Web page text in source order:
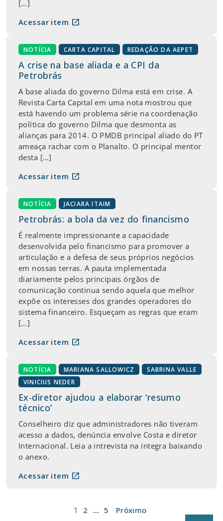
[…]
Acessar item open_in_new
NOTÍCIA CARTA CAPITAL REDAÇÃO DA AEPET
A crise na base aliada e a CPI da
Petrobrás
A base aliada do governo Dilma está em crise. A
Revista Carta Capital em uma nota mostrou que
está havendo um problema série na coordenação
política do governo Dilma que desmonta as
alianças para 2014. O PMDB principal aliado do PT
ameaça rachar com o Planalto. O principal mentor
desta […]
Acessar item open_in_new
NOTÍCIA JACIARA ITAIM
Petrobrás: a bola da vez do financismo
É realmente impressionante a capacidade
desenvolvida pelo financismo para promover a
articulação e a defesa de seus próprios negócios
em nossas terras. A pauta implementada
diariamente pelos principais órgãos de
comunicação continua sendo aquela que melhor
expõe os interesses dos grandes operadores do
sistema financeiro. Esqueçam as regras que eram
[…]
Acessar item open_in_new
NOTÍCIA MARIANA SALLOWICZ
SABRINA VALLE
VINICIUS NEDER
Ex-diretor ajudou a elaborar ‘resumo
técnico’
Conselheiro diz que administradores não tiveram
acesso a dados, denúncia envolve Costa e diretor
Internacional. Leia a intrevista na íntegra baixando
o anexo.
Acessar item open_in_new
Paginação
1 2 … 5 Próximo